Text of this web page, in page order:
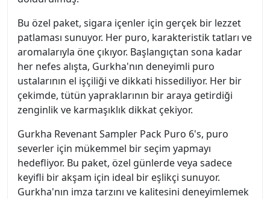
Bu özel paket, sigara içenler için gerçek bir lezzet
patlaması sunuyor. Her puro, karakteristik tatları ve
aromalarıyla öne çıkıyor. Başlangıçtan sona kadar
her nefes alışta, Gurkha'nın deneyimli puro
ustalarının el işçiliği ve dikkati hissediliyor. Her bir
çekimde, tütün yapraklarının bir araya getirdiği
zenginlik ve karmaşıklık dikkat çekiyor.
Gurkha Revenant Sampler Pack Puro 6's, puro
severler için mükemmel bir seçim yapmayı
hedefliyor. Bu paket, özel günlerde veya sadece
keyifli bir akşam için ideal bir eşlikçi sunuyor.
Gurkha'nın imza tarzını ve kalitesini deneyimlemek